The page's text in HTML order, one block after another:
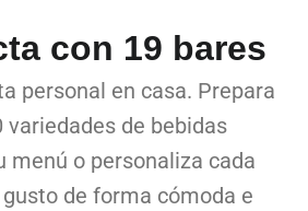
con 19 bares
personal en casa. Prepara
variedades de bebidas
menú o personaliza cada
de forma cómoda e